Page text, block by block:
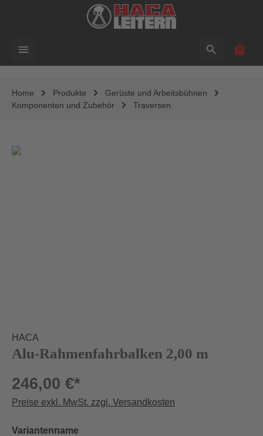
Home Produkte
Gerüste und Arbeitsbühnen
Komponenten und Zubehör
Traversen
Bildergalerie überspringen
HACA
Alu-Rahmenfahrbalken 2,00 m
246,00 €*
Preise exkl. MwSt. zzgl. Versandkosten
Variantenname